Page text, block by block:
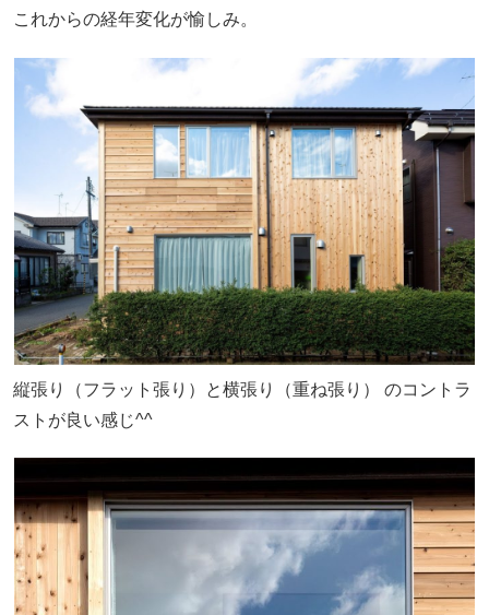
これからの経年変化が愉しみ。
縦張り（フラット張り）と横張り（重ね張り） のコントラ
ストが良い感じ^^